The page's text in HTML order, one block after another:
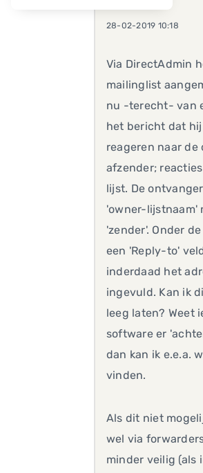
28-02-2019 10:18
Via DirectAdmin
mailinglist
nu -terecht- van
het bericht dat
reageren naar de
afzender;
lijst. De
'owner-lijstnaam'
'zender'. Onder
een 'Reply-to'
inderdaad het
ingevuld. Kan ik
leeg laten? Weet
software er
dan kan ik e.e.a.
vinden.
Als dit niet
wel via
minder veilig (als